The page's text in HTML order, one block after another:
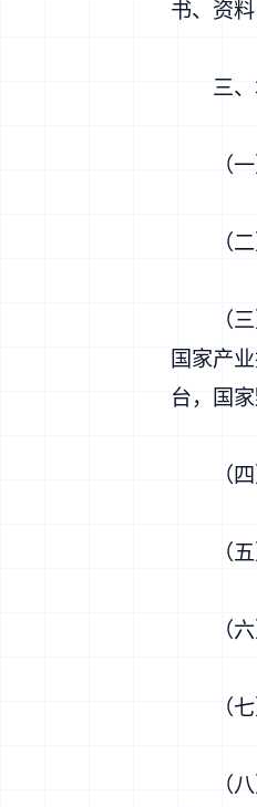
书、资
三、本
（一）
（二
（三）
国家产
台，国
（四
（五）
（六
（七
（八）